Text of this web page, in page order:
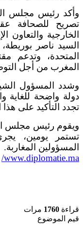
وأكد رئيس مجلس
تصريح للصحافة
الخارجية والتعاون
السيد ناصر
المتحدة، وتدعم
المغرب من أجل
وشدد المسؤول
دولة واضحة للغاية
تجدد التأكيد على
ويقوم رئيس مجلس
تستمر يومين،
المسؤولين المغاربة.
www.diplomatie.ma/
قراءة 1760 مرات
قيم الموضوع